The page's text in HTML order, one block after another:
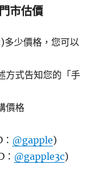
市估價
多少價格，您可以
方式告知您的「手
價格
@gapple)
@gapple3c)